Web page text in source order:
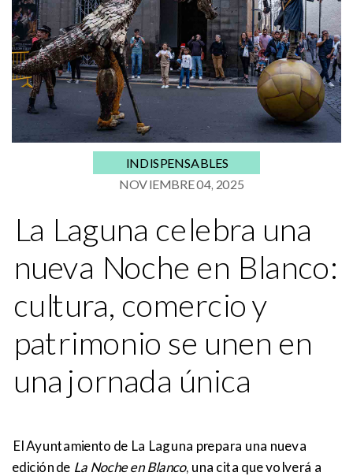
INDISPENSABLES
NOVIEMBRE 04, 2025
La Laguna celebra una
nueva Noche en Blanco:
cultura, comercio y
patrimonio se unen en
una jornada única
El Ayuntamiento de La Laguna prepara una nueva
edición de La Noche en Blanco, una cita que volverá a